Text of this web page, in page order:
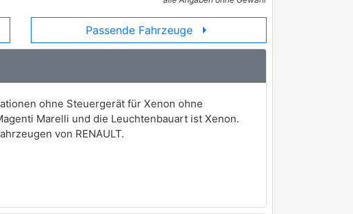
Passende Fahrzeuge arrow_right
ohne Steuergerät für Xenon ohne
Marelli und die Leuchtenbauart ist Xenon.
von RENAULT.